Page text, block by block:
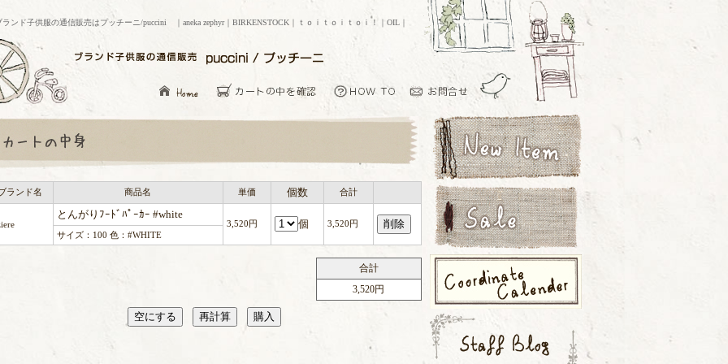
ランド子供服の通信販売はプッチーニ/puccini ｜aneka zephyr｜BIRKENSTOCK｜ｔｏｉｔｏｉｔｏｉ！｜OIL｜
ランド名 商品名 単価 個数 合計
とんがりﾌｰﾄﾞﾊﾟｰｶｰ #white
3,520円 個
3,520円
サイズ：100 色：#WHITE
合計
3,520円